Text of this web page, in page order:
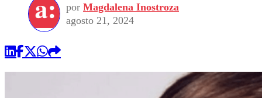
por Magdalena Inostroza
agosto 21, 2024